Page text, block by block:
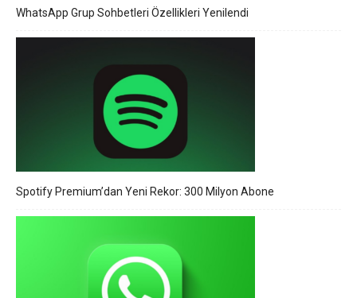
WhatsApp Grup Sohbetleri Özellikleri Yenilendi
Spotify Premium’dan Yeni Rekor: 300 Milyon Abone